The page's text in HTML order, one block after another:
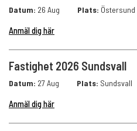
Datum: 26 Aug Plats: Östersund
Anmäl dig här
Fastighet 2026 Sundsvall
Datum: 27 Aug Plats: Sundsvall
Anmäl dig här